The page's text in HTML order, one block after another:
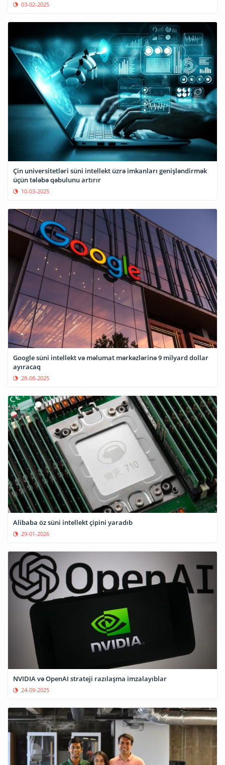
03-02-2025
Çin universitetləri süni intellekt üzrə imkanları genişləndirmək
üçün tələbə qəbulunu artırır
10-03-2025
Google süni intellekt və məlumat mərkəzlərinə 9 milyard dollar
ayıracaq
28-08-2025
Alibaba öz süni intellekt çipini yaradıb
29-01-2026
NVIDIA və OpenAI strateji razılaşma imzalayıblar
24-09-2025